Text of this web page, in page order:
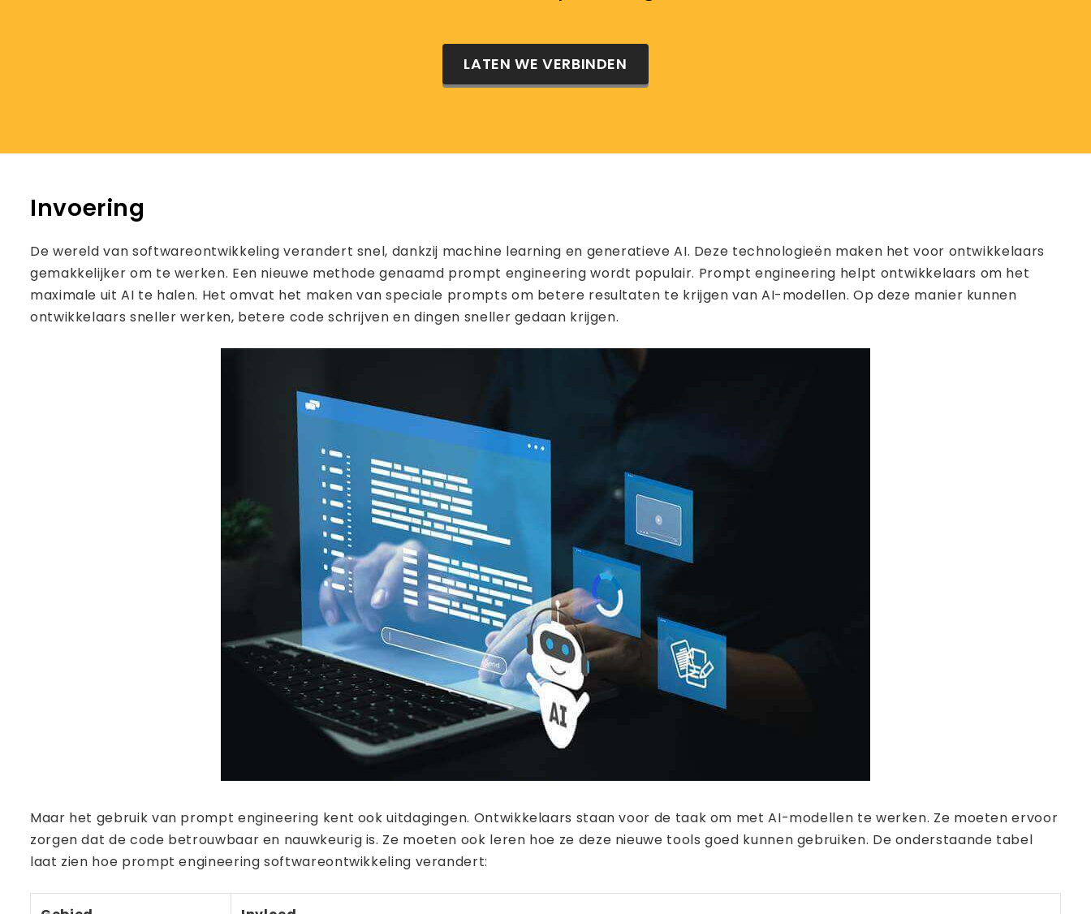
LATEN WE VERBINDEN
Invoering
De wereld van softwareontwikkeling verandert snel, dankzij machine learning en generatieve AI. Deze technologieën maken het voor ontwikkelaars
gemakkelijker om te werken. Een nieuwe methode genaamd prompt engineering wordt populair. Prompt engineering helpt ontwikkelaars om het
maximale uit AI te halen. Het omvat het maken van speciale prompts om betere resultaten te krijgen van AI-modellen. Op deze manier kunnen
ontwikkelaars sneller werken, betere code schrijven en dingen sneller gedaan krijgen.
Maar het gebruik van prompt engineering kent ook uitdagingen. Ontwikkelaars staan ​​voor de taak om met AI-modellen te werken. Ze moeten ervoor
zorgen dat de code betrouwbaar en nauwkeurig is. Ze moeten ook leren hoe ze deze nieuwe tools goed kunnen gebruiken. De onderstaande tabel
laat zien hoe prompt engineering softwareontwikkeling verandert: